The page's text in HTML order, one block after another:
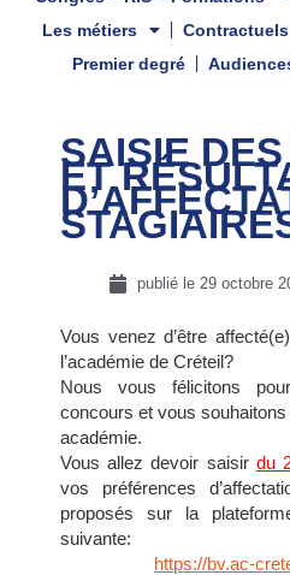
Les métiers
Contractuels
Premier degré
SAISIE
ET
publié le 29 octobre
Vous venez d’être
l’académie de Créteil?
Nous vous félicitons
concours et vous
académie.
Vous allez devoir saisir du
vos préférences
proposés sur la
suivante:
https://bv.ac-